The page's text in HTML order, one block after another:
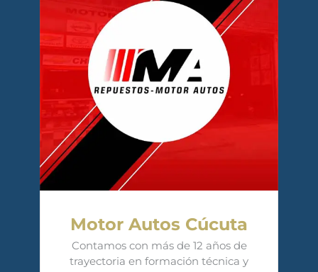
Motor Autos Cúcuta
Contamos con más de 12 años de
trayectoria en formación técnica y